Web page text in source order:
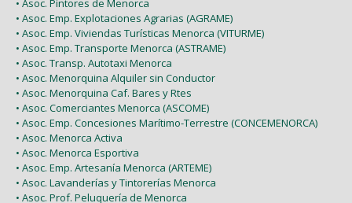
• Asoc. Emp. Explotaciones Agrarias (AGRAME)
• Asoc. Emp. Viviendas Turísticas Menorca (VITURME)
• Asoc. Emp. Transporte Menorca (ASTRAME)
• Asoc. Transp. Autotaxi Menorca
• Asoc. Menorquina Alquiler sin Conductor
• Asoc. Menorquina Caf. Bares y Rtes
• Asoc. Comerciantes Menorca (ASCOME)
• Asoc. Emp. Concesiones Marítimo-Terrestre (CONCEMENORCA)
• Asoc. Menorca Activa
• Asoc. Menorca Esportiva
• Asoc. Emp. Artesanía Menorca (ARTEME)
• Asoc. Lavanderías y Tintorerías Menorca
• Asoc. Prof. Peluquería de Menorca